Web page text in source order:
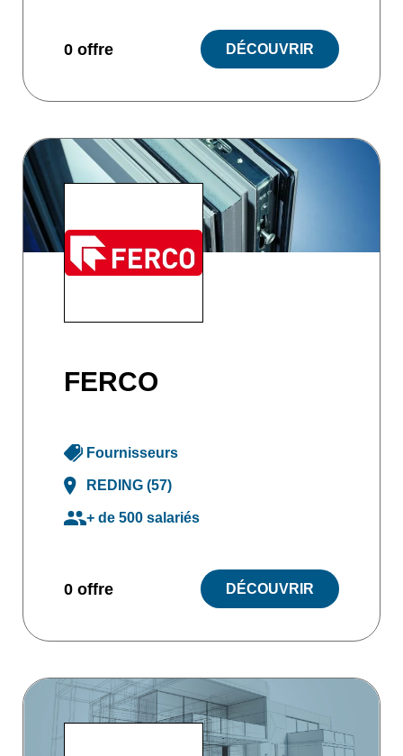
0 offre DÉCOUVRIR
FERCO
Fournisseurs
REDING (57)
+ de 500 salariés
0 offre DÉCOUVRIR